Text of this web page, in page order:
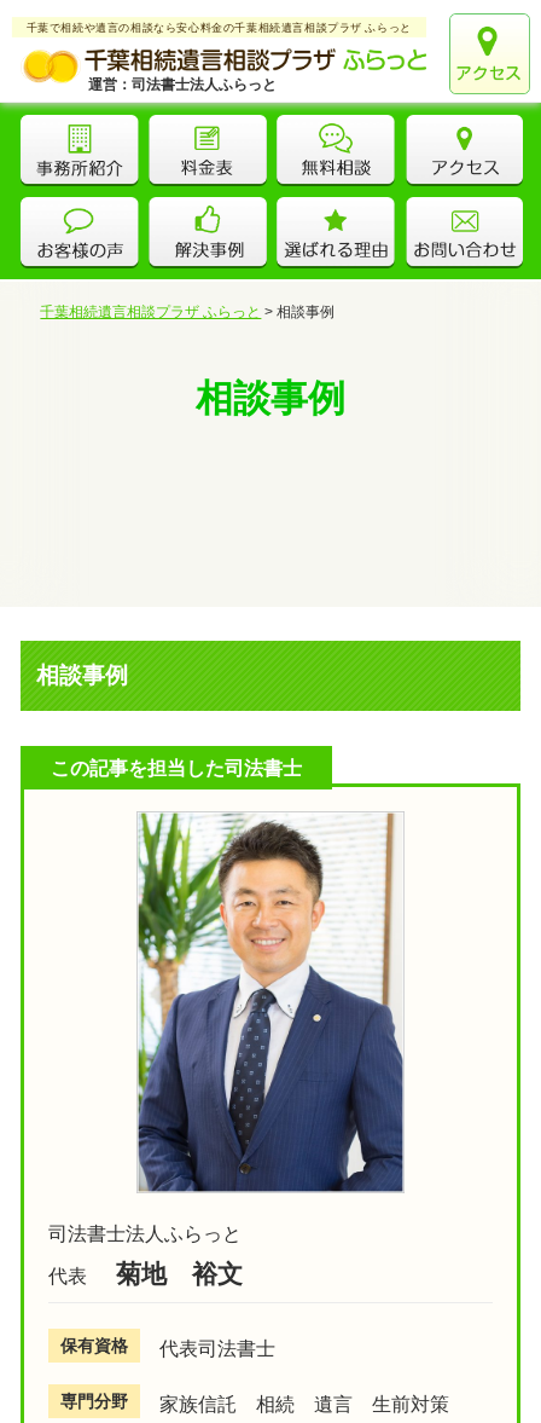
千葉で相続や遺言の相談なら安心料金の千葉相続遺言相談プラザ ふらっと
運営：司法書士法人ふらっと
千葉相続遺言相談プラザ ふらっと >相談事例
相談事例
相談事例
この記事を担当した司法書士
司法書士法人ふらっと
代表
菊地 裕文
保有資格 代表司法書士
専門分野 家族信託 相続 遺言 生前対策